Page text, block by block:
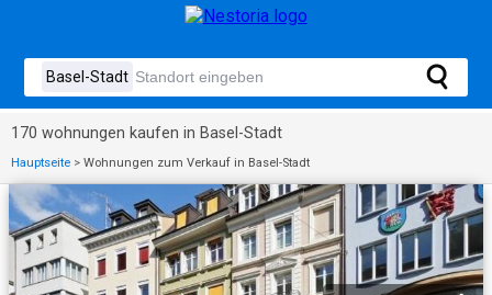
170 wohnungen kaufen in Basel-Stadt
Hauptseite > Wohnungen zum Verkauf in Basel-Stadt